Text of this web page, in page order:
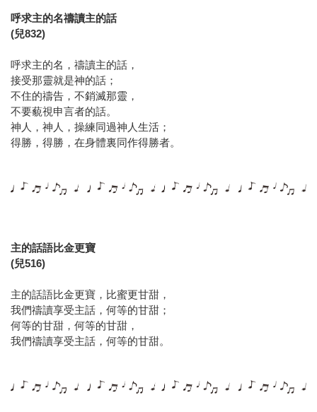
呼求主的名禱讀主的話
(兒832)
呼求主的名，禱讀主的話，
接受那靈就是神的話；
不住的禱告，不銷滅那靈，
不要藐視申言者的話。
神人，神人，操練同過神人生活；
得勝，得勝，在身體裏同作得勝者。
主的話語比金更寶
(兒516)
主的話語比金更寶，比蜜更甘甜，
我們禱讀享受主話，何等的甘甜；
何等的甘甜，何等的甘甜，
我們禱讀享受主話，何等的甘甜。